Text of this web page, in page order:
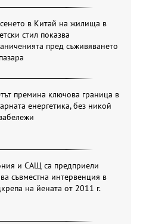
в Китай на жилища в
стил показва
пред съживяването
премина ключова граница в
енергетика, без никой
и САЩ са предприели
съвместна интервенция в
на йената от 2011 г.